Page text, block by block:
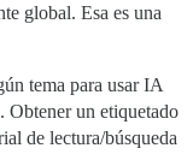
global. Esa es una
tema para usar IA
Obtener un etiquetado
de lectura/búsqueda